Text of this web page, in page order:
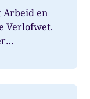
Arbeid en
Verlofwet.